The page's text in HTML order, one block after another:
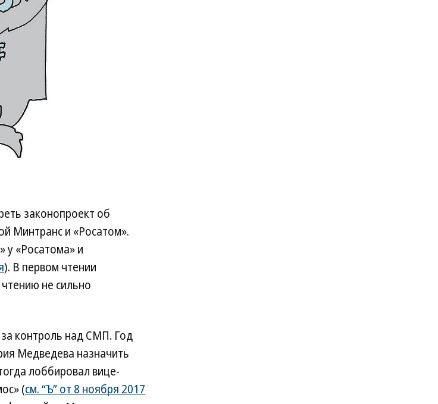
законопроект об
Минтранс и «Росатом».
у «Росатома» и
). В первом чтении
не сильно
за контроль над СМП. Год
Медведева назначить
лоббировал вице-
(см. “Ъ” от 8 ноября 2017